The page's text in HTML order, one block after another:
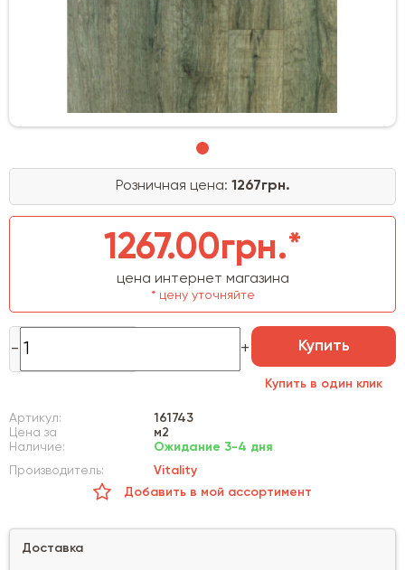
Розничная цена: 1267грн.
1267.00грн.*
цена интернет магазина
* цену уточняйте
Купить
Купить в один клик
Артикул:
161743
Цена за
м2
Наличие:
Ожидание 3-4 дня
Производитель:
Vitality
Добавить в мой ассортимент
Доставка